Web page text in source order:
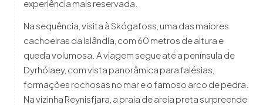
experiência mais reservada.
Na sequência, visita à Skógafoss, uma das maiores
cachoeiras da Islândia, com 60 metros de altura e
queda volumosa. A viagem segue até a península de
Dyrhólaey, com vista panorâmica para falésias,
formações rochosas no mar e o famoso arco de pedra.
Na vizinha Reynisfjara, a praia de areia preta surpreende